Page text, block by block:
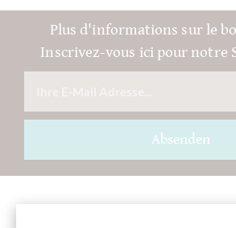
Plus d'informations sur le
Inscrivez-vous ici pour notre
Absenden